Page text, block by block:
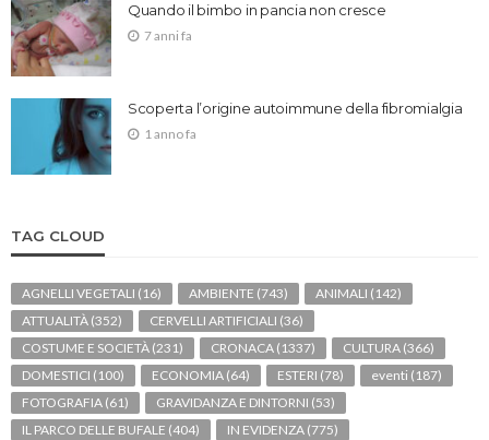
Quando il bimbo in pancia non cresce
7 anni fa
Scoperta l’origine autoimmune della fibromialgia
1 anno fa
TAG CLOUD
AGNELLI VEGETALI (16) AMBIENTE (743) ANIMALI (142)
ATTUALITÀ (352) CERVELLI ARTIFICIALI (36)
COSTUME E SOCIETÀ (231) CRONACA (1337) CULTURA (366)
DOMESTICI (100) ECONOMIA (64) ESTERI (78) eventi (187)
FOTOGRAFIA (61) GRAVIDANZA E DINTORNI (53)
IL PARCO DELLE BUFALE (404) IN EVIDENZA (775)